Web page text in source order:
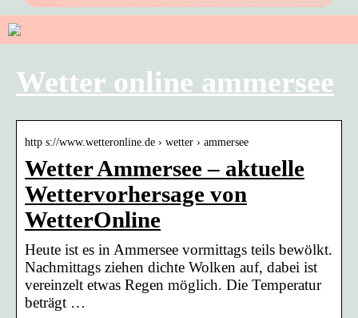
Wetter online ammersee
http s://www.wetteronline.de › wetter › ammersee
Wetter Ammersee – aktuelle
Wettervorhersage von
WetterOnline
Heute ist es in Ammersee vormittags teils bewölkt.
Nachmittags ziehen dichte Wolken auf, dabei ist
vereinzelt etwas Regen möglich. Die Temperatur
beträgt …